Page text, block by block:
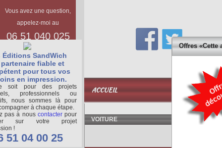
ACCUEIL
BASE
Vous avez une question,
appelez-moi au
06 51 040 025
VOITURE
Éditions SandWich
fiable et
pour tous vos
en impression.
soit pour des projets
professionnels ou
nous sommes là pour
à chaque étape.
pas à nous contacterpour
sur votre projet
!
51 04 00 25
Offres «Cette